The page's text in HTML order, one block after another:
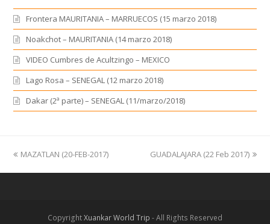
Frontera MAURITANIA – MARRUECOS (15 marzo 2018)
Noakchot – MAURITANIA (14 marzo 2018)
VIDEO Cumbres de Acultzingo – MEXICO
Lago Rosa – SENEGAL (12 marzo 2018)
Dakar (2ª parte) – SENEGAL (11/marzo/2018)
previous
MAZATLAN (20-FEB-2017)
next
GUADALAJARA (22 Feb 2017)
CopyrightXuankar World Trip - All Rights Reserved